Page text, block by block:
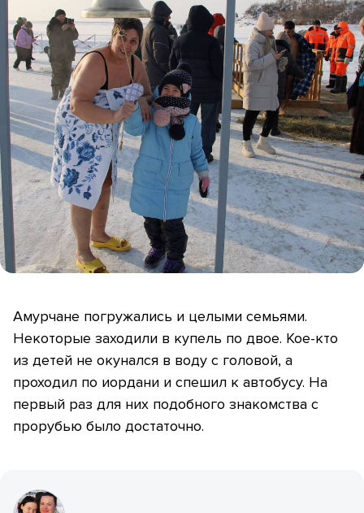
Амурчане погружались и целыми семьями.
Некоторые заходили в купель по двое. Кое-кто
из детей не окунался в воду с головой, а
проходил по иордани и спешил к автобусу. На
первый раз для них подобного знакомства с
прорубью было достаточно.